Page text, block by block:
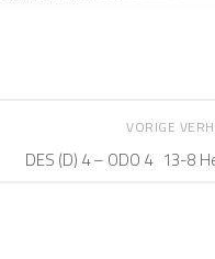
VORIGE
DES (D) 4 – ODO 4 13-8